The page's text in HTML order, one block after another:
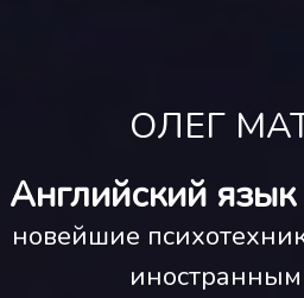
ОЛЕГ
Английский
новейшие